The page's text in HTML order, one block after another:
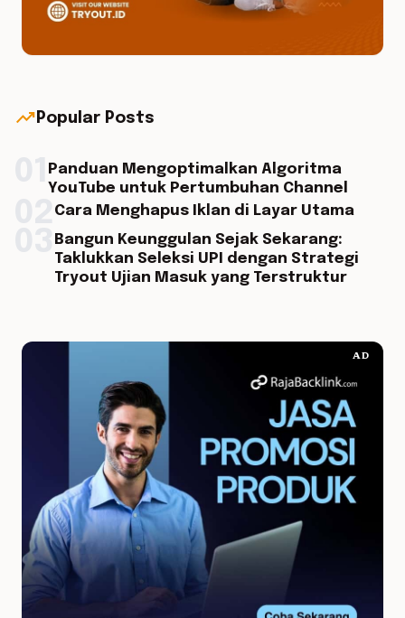
trending_up Popular Posts
Panduan Mengoptimalkan Algoritma
YouTube untuk Pertumbuhan Channel
Cara Menghapus Iklan di Layar Utama
Bangun Keunggulan Sejak Sekarang:
Taklukkan Seleksi UPI dengan Strategi
Tryout Ujian Masuk yang Terstruktur
AD